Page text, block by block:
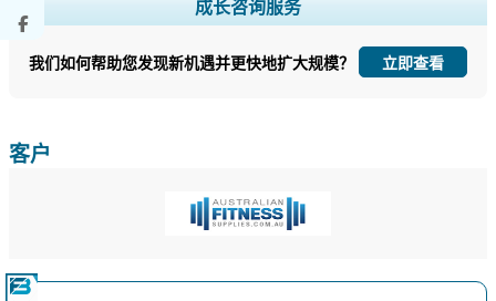
以及最终用户洞察。
立即定制
成长咨询服务
我们如何帮助您发现新机遇并更快地扩大规模？ 立即查看
客户